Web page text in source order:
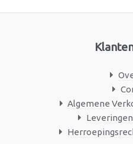
Algemene